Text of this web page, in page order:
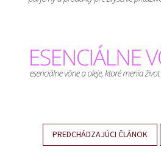
PREDCHÁDZAJÚCI ČLÁNOK